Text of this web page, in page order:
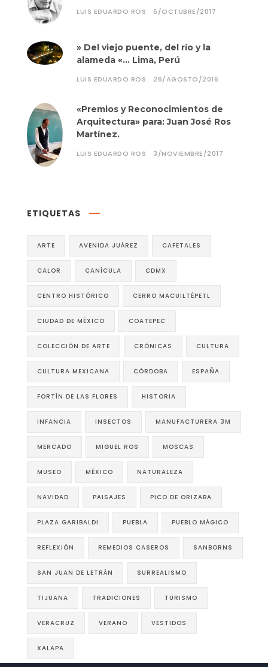
LUIS EDUARDO ROS 6/OCTUBRE/2017
» Del viejo puente, del río y la
alameda «… Lima, Perú
LUIS EDUARDO ROS 26/AGOSTO/2016
«Premios y Reconocimientos de
Arquitectura» para: Juan José Ros
Martínez.
LUIS EDUARDO ROS 3/NOVIEMBRE/2017
ETIQUETAS
ARTE AVENIDA JUÁREZ CAFETALES
CALOR CANÍCULA CDMX
CENTRO HISTÓRICO CERRO MACUILTÉPETL
CIUDAD DE MÉXICO COATEPEC
COLECCIÓN DE ARTE CRÓNICAS CULTURA
CULTURA MEXICANA CÓRDOBA ESPAÑA
FORTÍN DE LAS FLORES HISTORIA
INFANCIA INSECTOS MANUFACTURERA 3M
MERCADO MIGUEL ROS MOSCAS
MUSEO MÉXICO NATURALEZA
NAVIDAD PAISAJES PICO DE ORIZABA
PLAZA GARIBALDI PUEBLA PUEBLO MÁGICO
REFLEXIÓN REMEDIOS CASEROS SANBORNS
SAN JUAN DE LETRÁN SURREALISMO
TIJUANA TRADICIONES TURISMO
VERACRUZ VERANO VESTIDOS
XALAPA